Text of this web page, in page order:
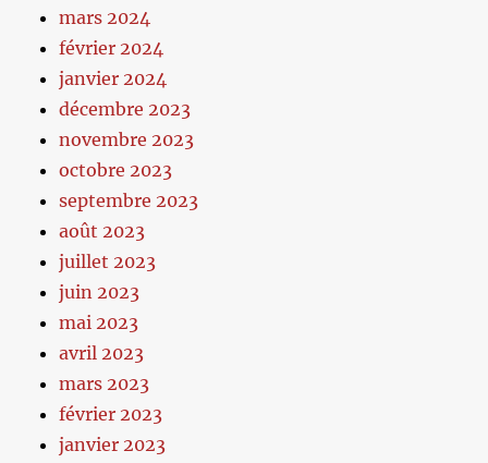
mars 2024
février 2024
janvier 2024
décembre 2023
novembre 2023
octobre 2023
septembre 2023
août 2023
juillet 2023
juin 2023
mai 2023
avril 2023
mars 2023
février 2023
janvier 2023